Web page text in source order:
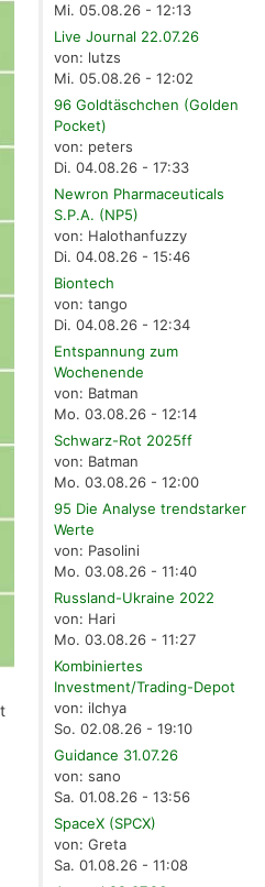
Mi. 05.08.26 - 12:13
Live Journal 22.07.26
von: lutzs
Mi. 05.08.26 - 12:02
96 Goldtäschchen (Golden
Pocket)
von: peters
Di. 04.08.26 - 17:33
Newron Pharmaceuticals
S.P.A. (NP5)
von: Halothanfuzzy
Di. 04.08.26 - 15:46
Biontech
von: tango
Di. 04.08.26 - 12:34
Entspannung zum
Wochenende
von: Batman
Mo. 03.08.26 - 12:14
Schwarz-Rot 2025ff
von: Batman
Mo. 03.08.26 - 12:00
95 Die Analyse trendstarker
Werte
von: Pasolini
Mo. 03.08.26 - 11:40
Russland-Ukraine 2022
von: Hari
Mo. 03.08.26 - 11:27
Kombiniertes
Investment/Trading-Depot
von: ilchya
So. 02.08.26 - 19:10
Guidance 31.07.26
von: sano
Sa. 01.08.26 - 13:56
SpaceX (SPCX)
von: Greta
Sa. 01.08.26 - 11:08